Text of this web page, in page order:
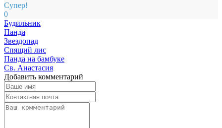
Супер!
0
Будильник
Панда
Звездопад
Спящий лис
Панда на бамбуке
Св. Анастасия
Добавить комментарий